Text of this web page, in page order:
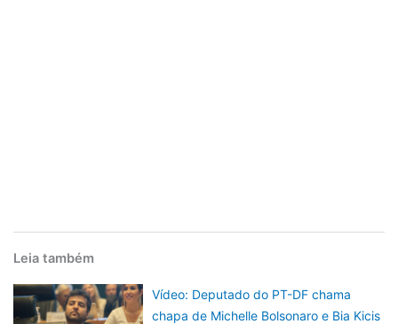
Leia também
Vídeo: Deputado do PT-DF chama
chapa de Michelle Bolsonaro e Bia Kicis